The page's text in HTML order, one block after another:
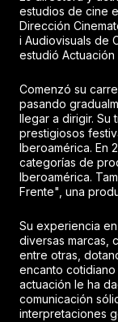
estudios de cine
Dirección
i Audiovisuals de
estudió Actuación
Comenzó su
pasando
llegar a dirigir. Su
prestigiosos
Iberoamérica. En
categorías de
Iberoamérica.
Frente", una
Su experiencia
diversas marcas,
entre otras,
encanto cotidiano
actuación le ha
comunicación
interpretaciones